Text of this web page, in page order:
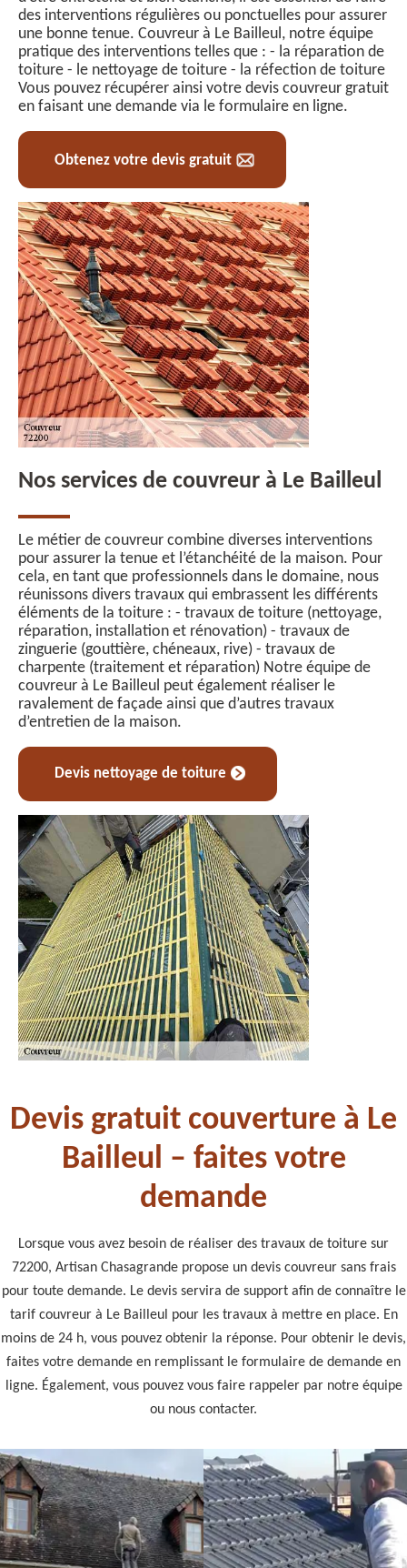
des interventions régulières ou ponctuelles pour assurer
une bonne tenue. Couvreur à Le Bailleul, notre équipe
pratique des interventions telles que : - la réparation de
toiture - le nettoyage de toiture - la réfection de toiture
Vous pouvez récupérer ainsi votre devis couvreur gratuit
en faisant une demande via le formulaire en ligne.
Obtenez votre devis gratuit
Nos services de couvreur à Le Bailleul
Le métier de couvreur combine diverses interventions
pour assurer la tenue et l’étanchéité de la maison. Pour
cela, en tant que professionnels dans le domaine, nous
réunissons divers travaux qui embrassent les différents
éléments de la toiture : - travaux de toiture (nettoyage,
réparation, installation et rénovation) - travaux de
zinguerie (gouttière, chéneaux, rive) - travaux de
charpente (traitement et réparation) Notre équipe de
couvreur à Le Bailleul peut également réaliser le
ravalement de façade ainsi que d’autres travaux
d’entretien de la maison.
Devis nettoyage de toiture
Devis gratuit couverture à Le
Bailleul – faites votre
demande
Lorsque vous avez besoin de réaliser des travaux de toiture sur
72200, Artisan Chasagrande propose un devis couvreur sans frais
pour toute demande. Le devis servira de support afin de connaître le
tarif couvreur à Le Bailleul pour les travaux à mettre en place. En
moins de 24 h, vous pouvez obtenir la réponse. Pour obtenir le devis,
faites votre demande en remplissant le formulaire de demande en
ligne. Également, vous pouvez vous faire rappeler par notre équipe
ou nous contacter.